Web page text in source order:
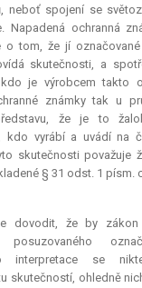
neboť spojení se
Napadená ochranná
o tom, že jí
skutečnosti, a
je výrobcem takto
známky tak u
že je to
kdo vyrábí a uvádí na
skutečnosti považuje
§ 31 odst. 1 písm.
dovodit, že by zákon
posuzovaného
interpretace se
skutečností, ohledně